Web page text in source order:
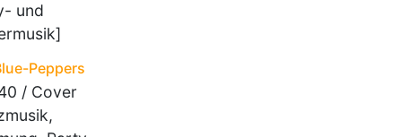
und
Peppers
/ Cover